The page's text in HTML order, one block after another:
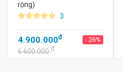
rộng)
3
4.900.000đ - 26%
6.600.000đ